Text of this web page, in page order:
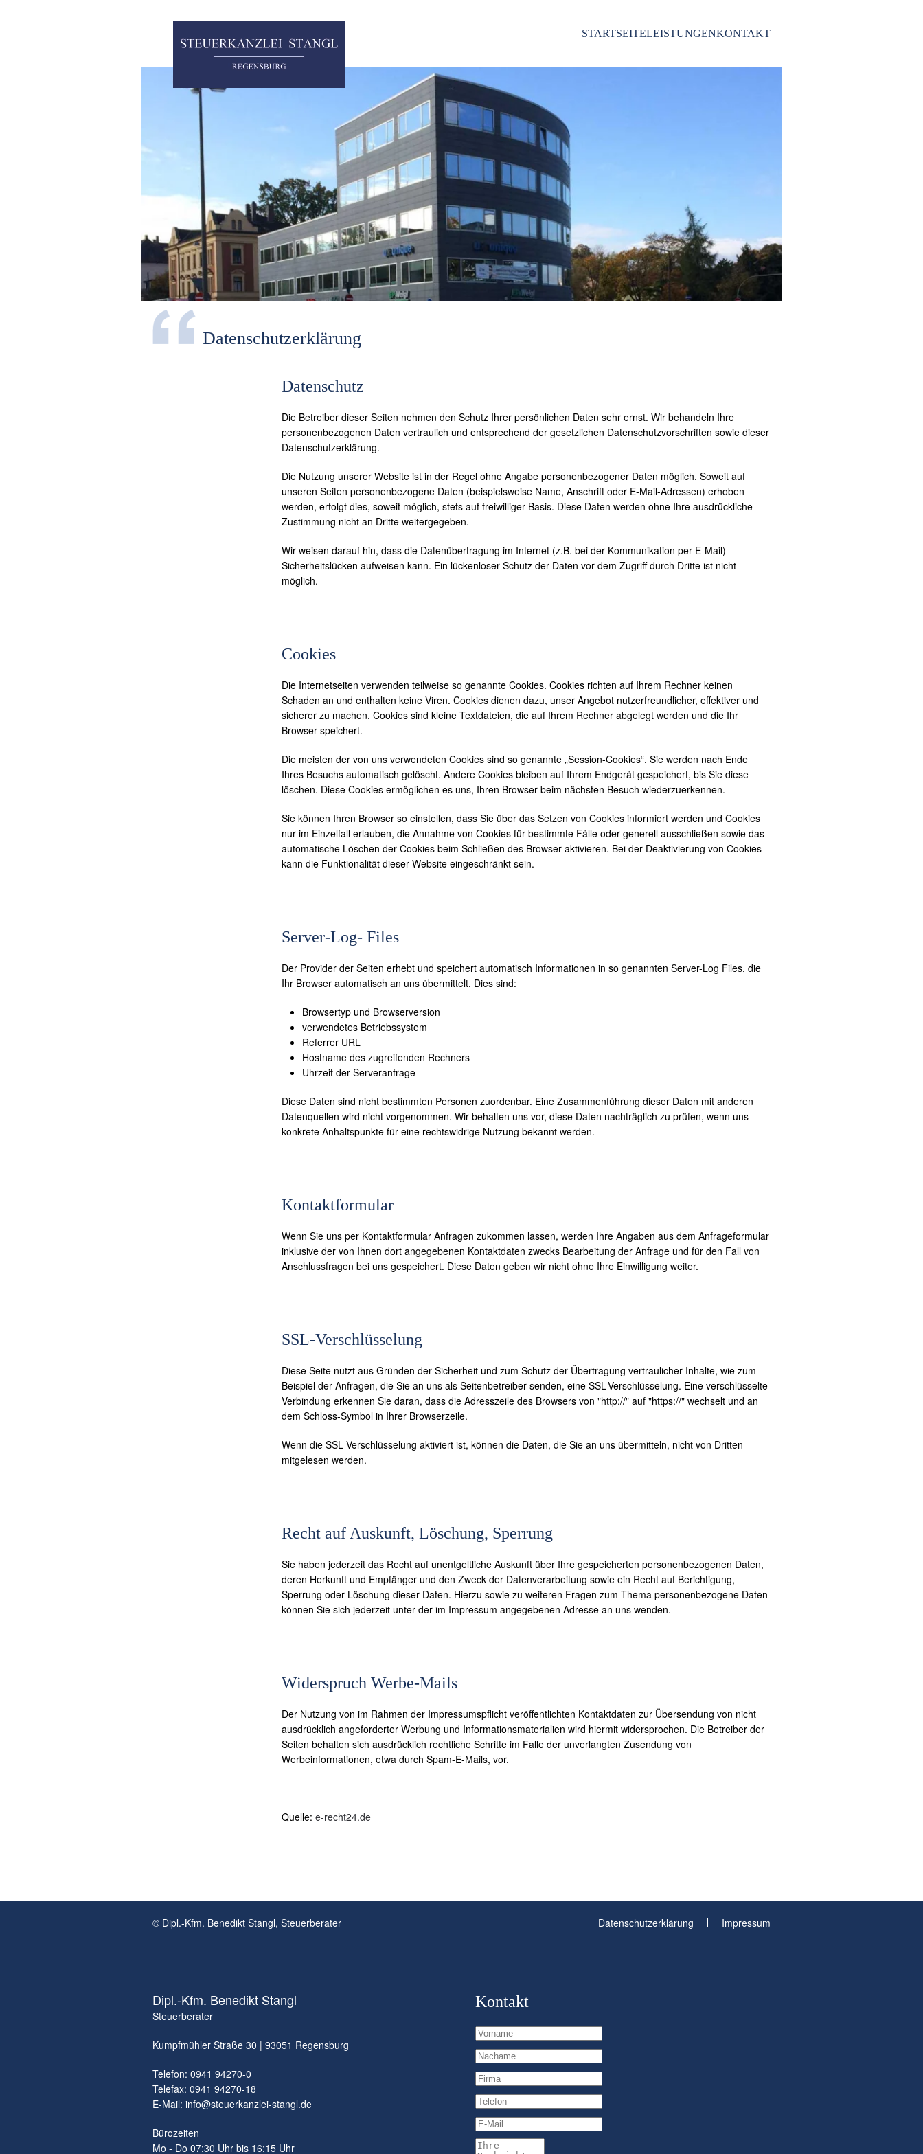
STARTSEITELEISTUNGENKONTAKT
Datenschutzerklärung
Datenschutz
Die Betreiber dieser Seiten nehmen den Schutz Ihrer persönlichen Daten sehr ernst. Wir behandeln Ihre
personenbezogenen Daten vertraulich und entsprechend der gesetzlichen Datenschutzvorschriften sowie dieser
Datenschutzerklärung.
Die Nutzung unserer Website ist in der Regel ohne Angabe personenbezogener Daten möglich. Soweit auf
unseren Seiten personenbezogene Daten (beispielsweise Name, Anschrift oder E-Mail-Adressen) erhoben
werden, erfolgt dies, soweit möglich, stets auf freiwilliger Basis. Diese Daten werden ohne Ihre ausdrückliche
Zustimmung nicht an Dritte weitergegeben.
Wir weisen darauf hin, dass die Datenübertragung im Internet (z.B. bei der Kommunikation per E-Mail)
Sicherheitslücken aufweisen kann. Ein lückenloser Schutz der Daten vor dem Zugriff durch Dritte ist nicht
möglich.
Cookies
Die Internetseiten verwenden teilweise so genannte Cookies. Cookies richten auf Ihrem Rechner keinen
Schaden an und enthalten keine Viren. Cookies dienen dazu, unser Angebot nutzerfreundlicher, effektiver und
sicherer zu machen. Cookies sind kleine Textdateien, die auf Ihrem Rechner abgelegt werden und die Ihr
Browser speichert.
Die meisten der von uns verwendeten Cookies sind so genannte „Session-Cookies“. Sie werden nach Ende
Ihres Besuchs automatisch gelöscht. Andere Cookies bleiben auf Ihrem Endgerät gespeichert, bis Sie diese
löschen. Diese Cookies ermöglichen es uns, Ihren Browser beim nächsten Besuch wiederzuerkennen.
Sie können Ihren Browser so einstellen, dass Sie über das Setzen von Cookies informiert werden und Cookies
nur im Einzelfall erlauben, die Annahme von Cookies für bestimmte Fälle oder generell ausschließen sowie das
automatische Löschen der Cookies beim Schließen des Browser aktivieren. Bei der Deaktivierung von Cookies
kann die Funktionalität dieser Website eingeschränkt sein.
Server-Log- Files
Der Provider der Seiten erhebt und speichert automatisch Informationen in so genannten Server-Log Files, die
Ihr Browser automatisch an uns übermittelt. Dies sind:
Browsertyp und Browserversion
verwendetes Betriebssystem
Referrer URL
Hostname des zugreifenden Rechners
Uhrzeit der Serveranfrage
Diese Daten sind nicht bestimmten Personen zuordenbar. Eine Zusammenführung dieser Daten mit anderen
Datenquellen wird nicht vorgenommen. Wir behalten uns vor, diese Daten nachträglich zu prüfen, wenn uns
konkrete Anhaltspunkte für eine rechtswidrige Nutzung bekannt werden.
Kontaktformular
Wenn Sie uns per Kontaktformular Anfragen zukommen lassen, werden Ihre Angaben aus dem Anfrageformular
inklusive der von Ihnen dort angegebenen Kontaktdaten zwecks Bearbeitung der Anfrage und für den Fall von
Anschlussfragen bei uns gespeichert. Diese Daten geben wir nicht ohne Ihre Einwilligung weiter.
SSL-Verschlüsselung
Diese Seite nutzt aus Gründen der Sicherheit und zum Schutz der Übertragung vertraulicher Inhalte, wie zum
Beispiel der Anfragen, die Sie an uns als Seitenbetreiber senden, eine SSL-Verschlüsselung. Eine verschlüsselte
Verbindung erkennen Sie daran, dass die Adresszeile des Browsers von "http://" auf "https://" wechselt und an
dem Schloss-Symbol in Ihrer Browserzeile.
Wenn die SSL Verschlüsselung aktiviert ist, können die Daten, die Sie an uns übermitteln, nicht von Dritten
mitgelesen werden.
Recht auf Auskunft, Löschung, Sperrung
Sie haben jederzeit das Recht auf unentgeltliche Auskunft über Ihre gespeicherten personenbezogenen Daten,
deren Herkunft und Empfänger und den Zweck der Datenverarbeitung sowie ein Recht auf Berichtigung,
Sperrung oder Löschung dieser Daten. Hierzu sowie zu weiteren Fragen zum Thema personenbezogene Daten
können Sie sich jederzeit unter der im Impressum angegebenen Adresse an uns wenden.
Widerspruch Werbe-Mails
Der Nutzung von im Rahmen der Impressumspflicht veröffentlichten Kontaktdaten zur Übersendung von nicht
ausdrücklich angeforderter Werbung und Informationsmaterialien wird hiermit widersprochen. Die Betreiber der
Seiten behalten sich ausdrücklich rechtliche Schritte im Falle der unverlangten Zusendung von
Werbeinformationen, etwa durch Spam-E-Mails, vor.
Quelle: e-recht24.de
© Dipl.-Kfm. Benedikt Stangl, Steuerberater Datenschutzerklärung Impressum
Dipl.-Kfm. Benedikt Stangl
Steuerberater
Kumpfmühler Straße 30 | 93051 Regensburg
Telefon: 0941 94270-0
Telefax: 0941 94270-18
E-Mail: info@steuerkanzlei-stangl.de
Bürozeiten
Mo - Do 07:30 Uhr bis 16:15 Uhr
Kontakt
Vorname
Nachame
Firma
Telefon
E-Mail
Ihre Nachricht